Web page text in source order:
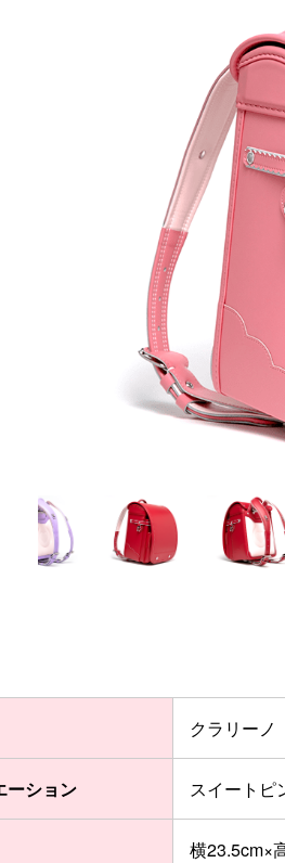
クラリーノ
ーション スイートピ
横23.5cm×